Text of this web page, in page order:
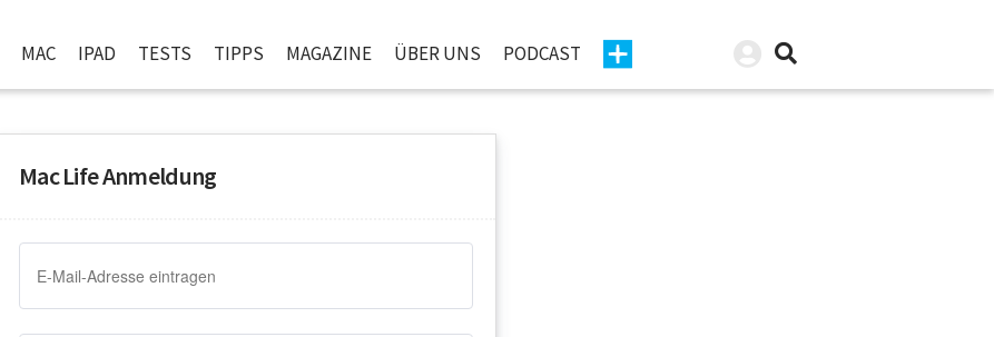
MAC IPAD TESTS TIPPS MAGAZINE ÜBER UNS PODCAST
Mac Life Anmeldung